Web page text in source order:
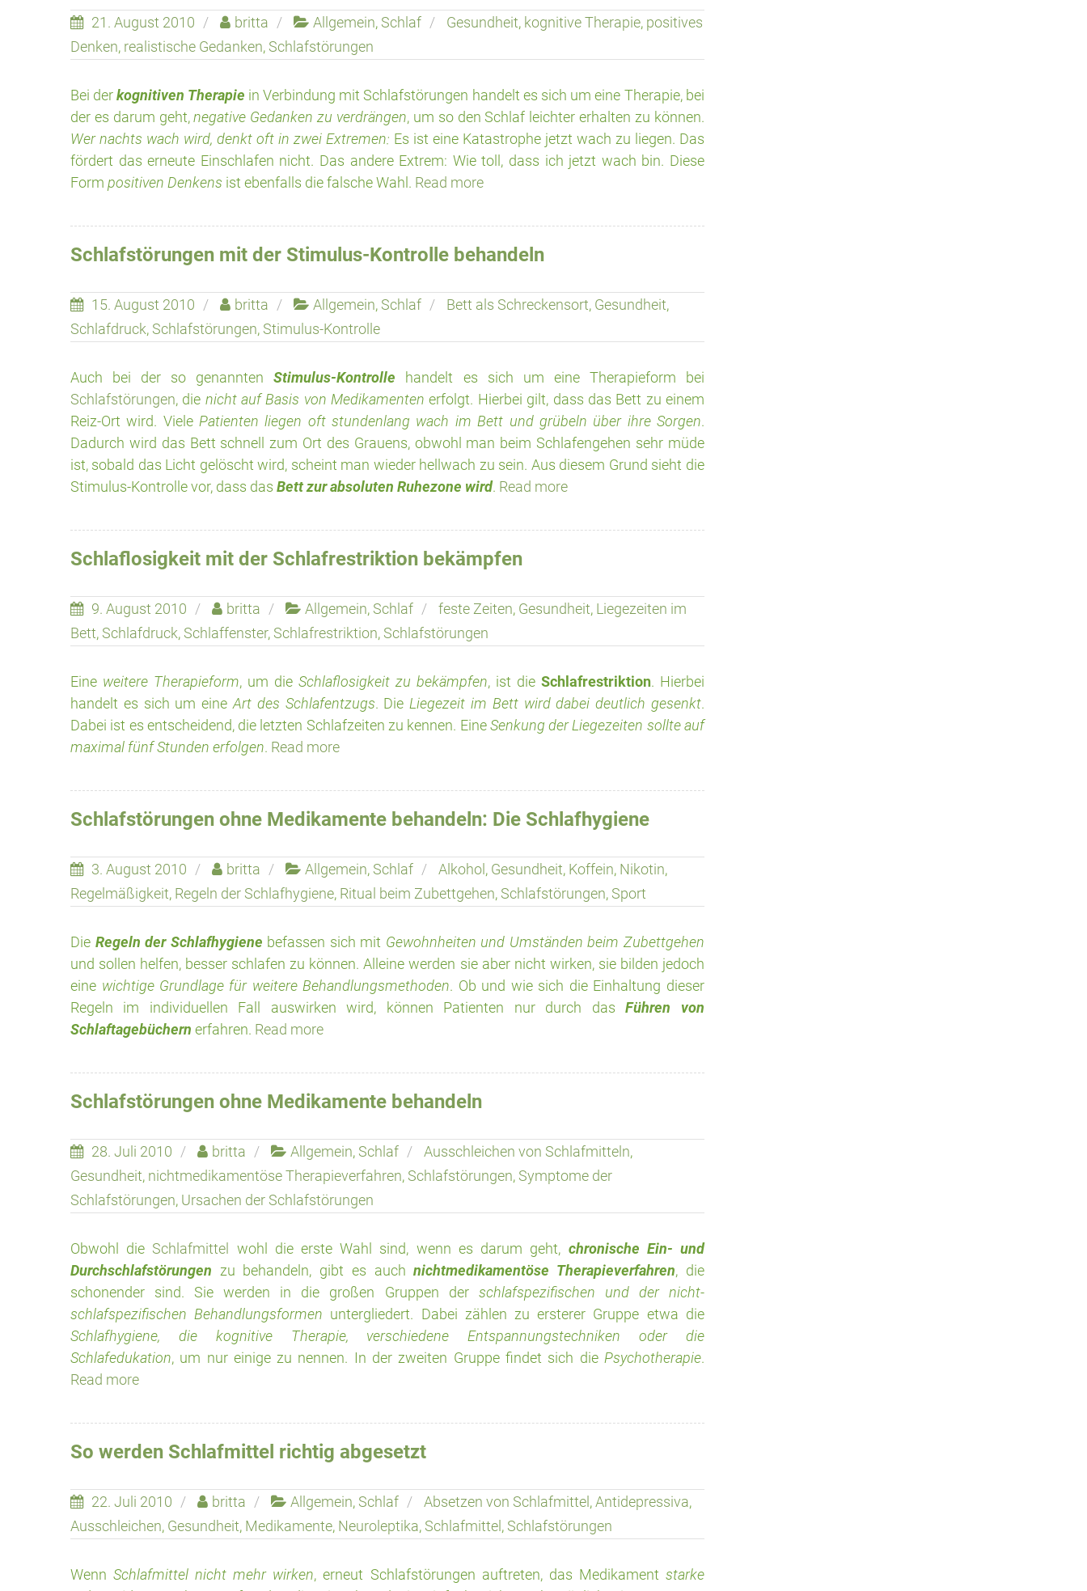
21. August 2010 britta Allgemein, Schlaf Gesundheit, kognitive Therapie, positives
Denken, realistische Gedanken, Schlafstörungen
Bei derkognitiven Therapie in Verbindung mit Schlafstörungen handelt es sich um eine Therapie, bei
der es darum geht,negative Gedanken zu verdrängen, um so den Schlaf leichter erhalten zu können.
Wer nachts wach wird, denkt oft in zwei Extremen: Es ist eine Katastrophe jetzt wach zu liegen. Das
fördert das erneute Einschlafen nicht. Das andere Extrem: Wie toll, dass ich jetzt wach bin. Diese
Form positiven Denkens ist ebenfalls die falsche Wahl. Read more
Schlafstörungen mit der Stimulus-Kontrolle behandeln
15. August 2010 britta Allgemein, Schlaf Bett als Schreckensort, Gesundheit,
Schlafdruck, Schlafstörungen, Stimulus-Kontrolle
Auch bei der so genanntenStimulus-Kontrolle handelt es sich um eine Therapieform bei
Schlafstörungen, die nicht auf Basis von Medikamenten erfolgt. Hierbei gilt, dass das Bett zu einem
Reiz-Ort wird. Viele Patienten liegen oft stundenlang wach im Bett und grübeln über ihre Sorgen.
Dadurch wird das Bett schnell zum Ort des Grauens, obwohl man beim Schlafengehen sehr müde
ist, sobald das Licht gelöscht wird, scheint man wieder hellwach zu sein. Aus diesem Grund sieht die
Stimulus-Kontrolle vor, dass das Bett zur absoluten Ruhezone wird. Read more
Schlaflosigkeit mit der Schlafrestriktion bekämpfen
9. August 2010 britta Allgemein, Schlaf feste Zeiten, Gesundheit, Liegezeiten im
Bett, Schlafdruck, Schlaffenster, Schlafrestriktion, Schlafstörungen
Eine weitere Therapieform, um die Schlaflosigkeit zu bekämpfen, ist die Schlafrestriktion. Hierbei
handelt es sich um eine Art des Schlafentzugs. Die Liegezeit im Bett wird dabei deutlich gesenkt.
Dabei ist es entscheidend, die letzten Schlafzeiten zu kennen. EineSenkung der Liegezeiten sollte auf
maximal fünf Stunden erfolgen. Read more
Schlafstörungen ohne Medikamente behandeln: Die Schlafhygiene
3. August 2010 britta Allgemein, Schlaf Alkohol , Gesundheit, Koffein, Nikotin,
Regelmäßigkeit, Regeln der Schlafhygiene, Ritual beim Zubettgehen, Schlafstörungen, Sport
Die Regeln der Schlafhygiene befassen sich mit Gewohnheiten und Umständen beim Zubettgehen
und sollen helfen, besser schlafen zu können. Alleine werden sie aber nicht wirken, sie bilden jedoch
eine wichtige Grundlage für weitere Behandlungsmethoden. Ob und wie sich die Einhaltung dieser
Regeln im individuellen Fall auswirken wird, können Patienten nur durch dasFühren von
Schlaftagebüchern erfahren. Read more
Schlafstörungen ohne Medikamente behandeln
28. Juli 2010 britta Allgemein, Schlaf Ausschleichen von Schlafmitteln,
Gesundheit, nichtmedikamentöse Therapieverfahren, Schlafstörungen, Symptome der
Schlafstörungen, Ursachen der Schlafstörungen
Obwohl die Schlafmittel wohl die erste Wahl sind, wenn es darum geht, chronische Ein- und
Durchschlafstörungen zu behandeln, gibt es auchnichtmedikamentöse Therapieverfahren, die
schonender sind. Sie werden in die großen Gruppen der schlafspezifischen und der nicht-
schlafspezifischen Behandlungsformen untergliedert. Dabei zählen zu ersterer Gruppe etwa die
Schlafhygiene, die kognitive Therapie, verschiedene Entspannungstechniken oder die
Schlafedukation, um nur einige zu nennen. In der zweiten Gruppe findet sich die Psychotherapie.
Read more
So werden Schlafmittel richtig abgesetzt
22. Juli 2010 britta Allgemein, Schlaf Absetzen von Schlafmittel ,Antidepressiva,
Ausschleichen, Gesundheit, Medikamente, Neuroleptika, Schlafmittel , Schlafstörungen
WennSchlafmittel nicht mehr wirken, erneut Schlafstörungen auftreten, das Medikament starke